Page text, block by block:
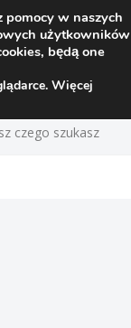
w naszych
użytkowników
będą one
Więcej